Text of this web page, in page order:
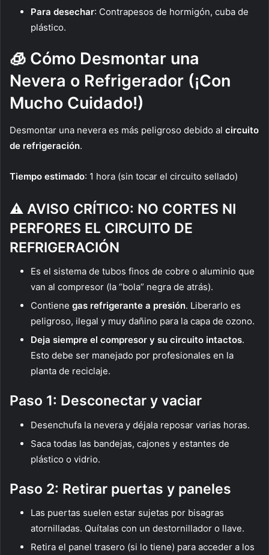
Para desechar: Contrapesos de hormigón, cuba de
plástico.
🧊 Cómo Desmontar una
Nevera o Refrigerador (¡Con
Mucho Cuidado!)
Desmontar una nevera es más peligroso debido al circuito
de refrigeración.
Tiempo estimado: 1 hora (sin tocar el circuito sellado)
⚠️ AVISO CRÍTICO: NO CORTES NI
PERFORES EL CIRCUITO DE
REFRIGERACIÓN
Es el sistema de tubos finos de cobre o aluminio que
van al compresor (la “bola” negra de atrás).
Contiene gas refrigerante a presión. Liberarlo es
peligroso, ilegal y muy dañino para la capa de ozono.
Deja siempre el compresor y su circuito intactos.
Esto debe ser manejado por profesionales en la
planta de reciclaje.
Paso 1: Desconectar y vaciar
Desenchufa la nevera y déjala reposar varias horas.
Saca todas las bandejas, cajones y estantes de
plástico o vidrio.
Paso 2: Retirar puertas y paneles
Las puertas suelen estar sujetas por bisagras
atornilladas. Quítalas con un destornillador o llave.
Retira el panel trasero (si lo tiene) para acceder a los